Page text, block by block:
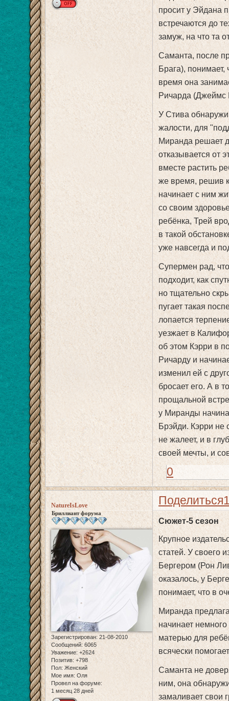
просит у Эйдана
встречаются до
замуж, на что та
Саманта, после
Брага), понимает,
время она
Ричарда (Джеймс
У Стива
жалости, для
Миранда решает
отказывается от
вместе растить
же время, решив
начинает с ним
со своим
ребёнка, Трей
в такой
уже навсегда и
Супермен рад,
подходит, как
но тщательно
пугает такая
лопается
уезжает в
об этом Кэрри в
Ричарду и
изменил ей с
бросает его. А в
прощальной
у Миранды
Брэйди. Кэрри не
не жалеет, и в
своей мечты, и
0
Поделиться
NatureIsLove
Бриллиант форума
Зарегистрирован: 21-08-2010
Сообщений: 6065
Уважение: +2624
Позитив: +798
Пол: Женский
Мое имя: Оля
Провел на форуме:
1 месяц 28 дней
Сюжет-5 сезон
Крупное
статей. У своего
Бергером (Рон
оказалось, у
понимает, что в
Миранда
начинает
матерью для
всячески
Саманта не
ним, она
замаливает свои